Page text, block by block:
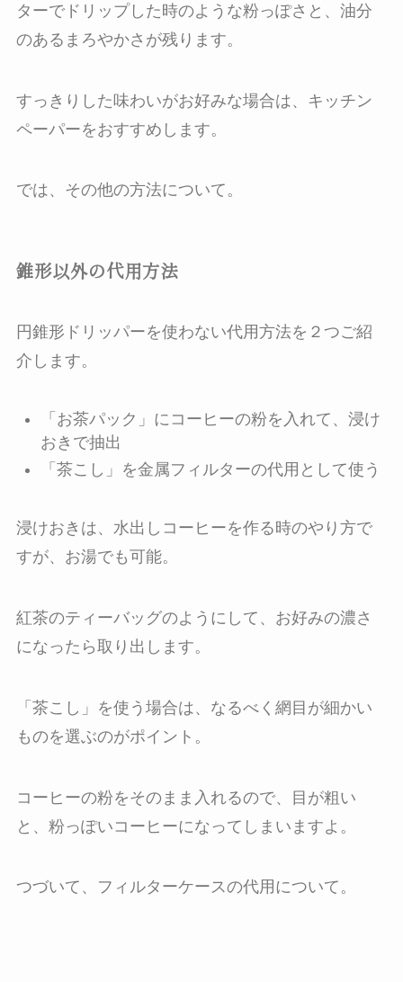
ターでドリップした時のような粉っぽさと、油分
のあるまろやかさが残ります。
すっきりした味わいがお好みな場合は、キッチン
ペーパーをおすすめします。
では、その他の方法について。
錐形以外の代用方法
円錐形ドリッパーを使わない代用方法を２つご紹
介します。
「お茶パック」にコーヒーの粉を入れて、浸け
おきで抽出
「茶こし」を金属フィルターの代用として使う
浸けおきは、水出しコーヒーを作る時のやり方で
すが、お湯でも可能。
紅茶のティーバッグのようにして、お好みの濃さ
になったら取り出します。
「茶こし」を使う場合は、なるべく網目が細かい
ものを選ぶのがポイント。
コーヒーの粉をそのまま入れるので、目が粗い
と、粉っぽいコーヒーになってしまいますよ。
つづいて、フィルターケースの代用について。